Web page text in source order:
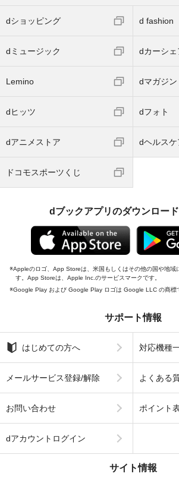
dショッピング d fashion
dミュージック dカーシェ
Lemino dマガジン
dヒッツ dフォト
dアニメストア dヘルスケ
ドコモスポーツくじ
dブックアプリのダウンロー
Appleのロゴ、App Storeは、米国もしくはその他の国や地域
す。App Storeは、Apple Inc.のサービスマークです。
Google Play および Google Play ロゴは Google LLC の商標
サポート情報
はじめての方へ 対応機種
メールサービス登録/解除 よくある
お問い合わせ ポイント
dアカウントログイン
サイト情報